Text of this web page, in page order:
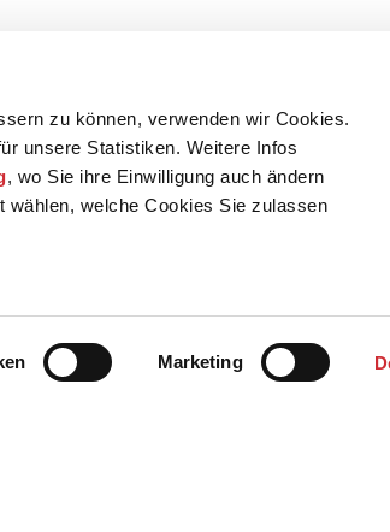
zu können, verwenden wir Cookies.
unsere Statistiken. Weitere Infos
, wo Sie ihre Einwilligung auch ändern
wählen, welche Cookies Sie zulassen
Marketing
Datenschutz